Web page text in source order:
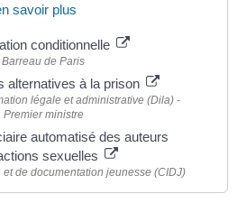
savoir plus
conditionnelle
Barreau de Paris
alternatives à la prison
légale et administrative (Dila) -
Premier ministre
automatisé des auteurs
sexuelles
de documentation jeunesse (CIDJ)